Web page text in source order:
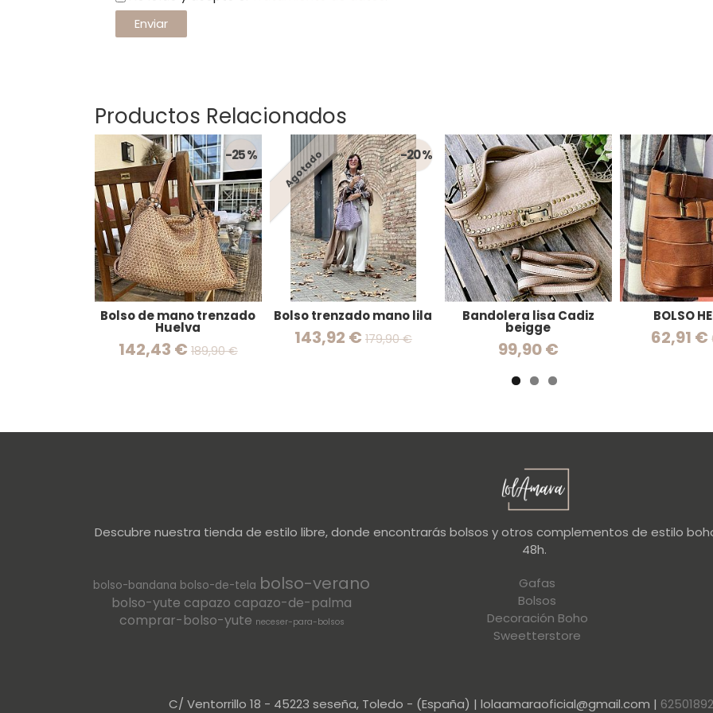
Productos Relacionados
-25 %
Bolso de mano trenzado
Huelva
142,43 € 189,90 €
Agotado -20 %
Bolso trenzado mano lila
143,92 € 179,90 €
Bandolera lisa Cadiz
beigge
99,90 €
BOLSO
62,91 €
Descubre nuestra tienda de estilo libre, donde encontrarás bolsos y otros complementos de estilo
48h.
bolso-bandana bolso-de-tela bolso-verano
bolso-yute capazo capazo-de-palma
comprar-bolso-yute neceser-para-bolsos
Gafas
Bolsos
Decoración Boho
Sweetterstore
C/ Ventorrillo 18 - 45223 seseña, Toledo - (España) | lolaamaraoficial@gmail.com |